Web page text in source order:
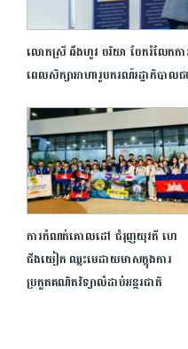
លោកស្រី ឆឹងហូវ ចរិយា ចែករំលែកក
ពេលសិក្សាអាហារូបករណ៍រដ្ឋាភិបា
ការកំណត់គោលដៅ ជំរុញយុវតី ហេ
ជីងយៀក ឈ្នះមេដាយមាសក្នុងការ
ប្រកួតគណិតវិទ្យាលំដាប់អន្តរជាតិ